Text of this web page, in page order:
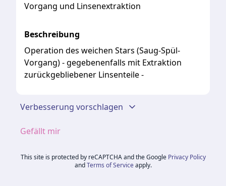
Vorgang und Linsenextraktion
Beschreibung
Operation des weichen Stars (Saug-Spül-
Vorgang) - gegebenenfalls mit Extraktion
zurückgebliebener Linsenteile -
Verbesserung vorschlagen
Gefällt mir
This site is protected by reCAPTCHA and the Google Privacy Policy
and Terms of Service apply.